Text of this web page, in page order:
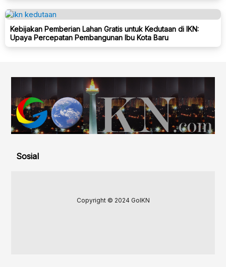
Kebijakan Pemberian Lahan Gratis untuk Kedutaan di IKN:
Upaya Percepatan Pembangunan Ibu Kota Baru
Sosial
Copyright © 2024 GoIKN